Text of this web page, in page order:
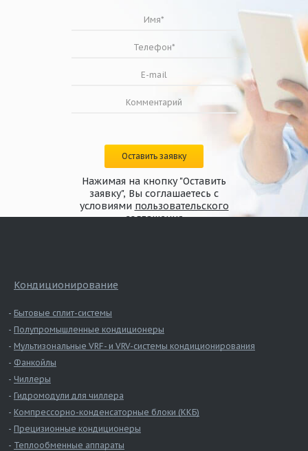
Оставить заявку
Нажимая на кнопку "Оставить
заявку", Вы соглашаетесь с
условиями пользовательского
соглашения
Кондиционирование
Бытовые сплит-системы
Полупромышленные кондиционеры
Мультизональные VRF- и VRV-системы кондиционирования
Фанкойлы
Чиллеры
Гидромодули для чиллера
Компрессорно-конденсаторные блоки (ККБ)
Прецизионные кондиционеры
Теплообменные аппараты